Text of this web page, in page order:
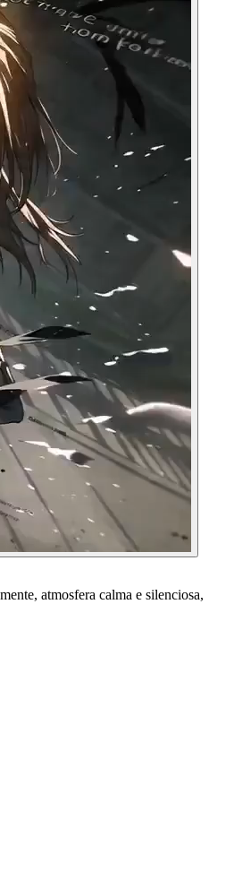
atmosfera calma e silenciosa,